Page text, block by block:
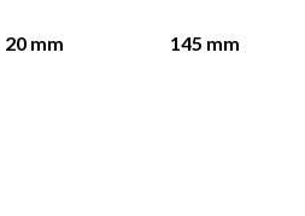
20 mm 145 mm